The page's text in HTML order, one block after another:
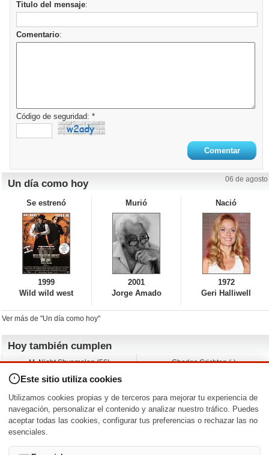
Titulo del mensaje:
Comentario:
Código de seguridad: *
Un día como hoy 06 de agosto
Se estrenó
1999
Wild wild west
Murió
2001
Jorge Amado
Nació
1972
Geri Halliwell
Ver más de "Un día como hoy"
Hoy también cumplen
M. Night Shyamalan (56)
Andy Warhol (98)
Melissa George (50)
Vera Farmiga (53)
Charles Crichton (-)
Jeremy Ratchford (61)
Jason O’Mara (54)
Nacimientos y estrenos en la fecha
DD/MM /
Este sitio utiliza cookies
Utilizamos cookies propias y de terceros para mejorar tu experiencia de
navegación, personalizar el contenido y analizar nuestro tráfico. Puedes
aceptar todas las cookies, configurar tus preferencias o rechazar las no
esenciales.